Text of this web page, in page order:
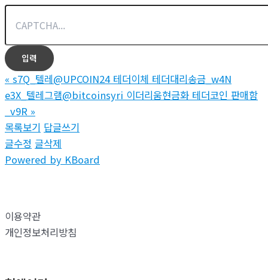
« s7Q_텔레@UPCOIN24 테더이체 테더대리송금_w4N
e3X_텔레그램@bitcoinsyri 이더리움현금화 테더코인 판매함
_v9R »
목록보기 답글쓰기
글수정 글삭제
Powered by KBoard
이용약관
개인정보처리방침